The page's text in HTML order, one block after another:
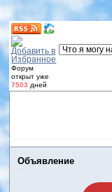
Форум
открыт уже
7503 дней
Объявление